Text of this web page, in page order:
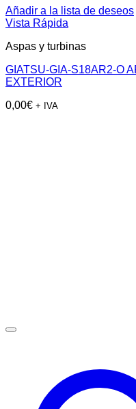
Añadir a la lista de deseos
Vista Rápida
Aspas y turbinas
GIATSU-GIA-S18AR2-O
EXTERIOR
0,00€ + IVA